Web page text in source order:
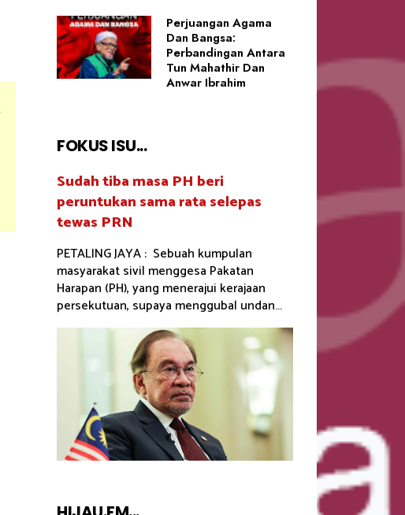
Perjuangan Agama
Dan Bangsa:
Perbandingan Antara
Tun Mahathir Dan
Anwar Ibrahim
FOKUS ISU...
Sudah tiba masa PH beri
peruntukan sama rata selepas
tewas PRN
PETALING JAYA : Sebuah kumpulan
masyarakat sivil menggesa Pakatan
Harapan (PH), yang menerajui kerajaan
persekutuan, supaya menggubal undan...